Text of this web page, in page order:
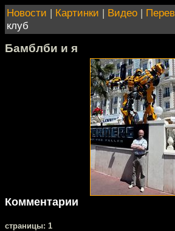
Новости | Картинки | Видео |
клуб
Бамблби и я
Комментарии
cтраницы: 1